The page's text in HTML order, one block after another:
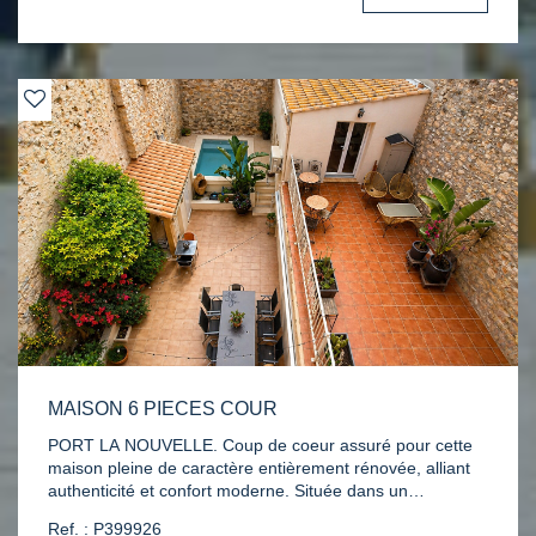
belle terrasse couverte avec vue imprenable sur le
château et le village.L'espace nuit comprend trois
chambres confortables, toutes de plus de 11 m², une salle
de bains équipée ainsi qu'un WC indépendant. La maison
dispose de volets roulants électriques et de la
climatisation.À l'extérieur, le terrain arboré, accueille
également un garage indépendant d'environ 40 m² ainsi
qu'un barbecue maçonné.Si l'intérieur nécessite une
remise au goût du jour, cette propriété possède de
nombreux atouts : une implantation idéale, une vue
remarquable, une absence de vis-à-vis et un potentiel
indéniable.
MAISON 6 PIECES COUR
PORT LA NOUVELLE. Coup de coeur assuré pour cette
maison pleine de caractère entièrement rénovée, alliant
authenticité et confort moderne. Située dans un
Ref. : P399926